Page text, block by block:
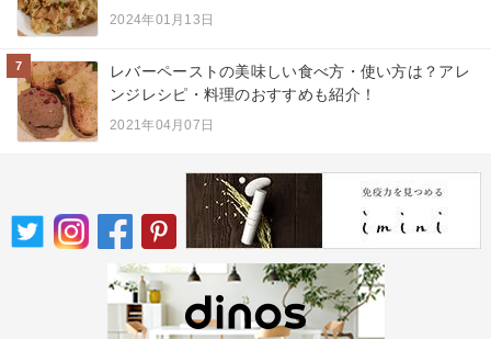
2024年01月13日
7
レバーペーストの美味しい食べ方・使い方は？アレ
ンジレシピ・料理のおすすめも紹介！
2021年04月07日